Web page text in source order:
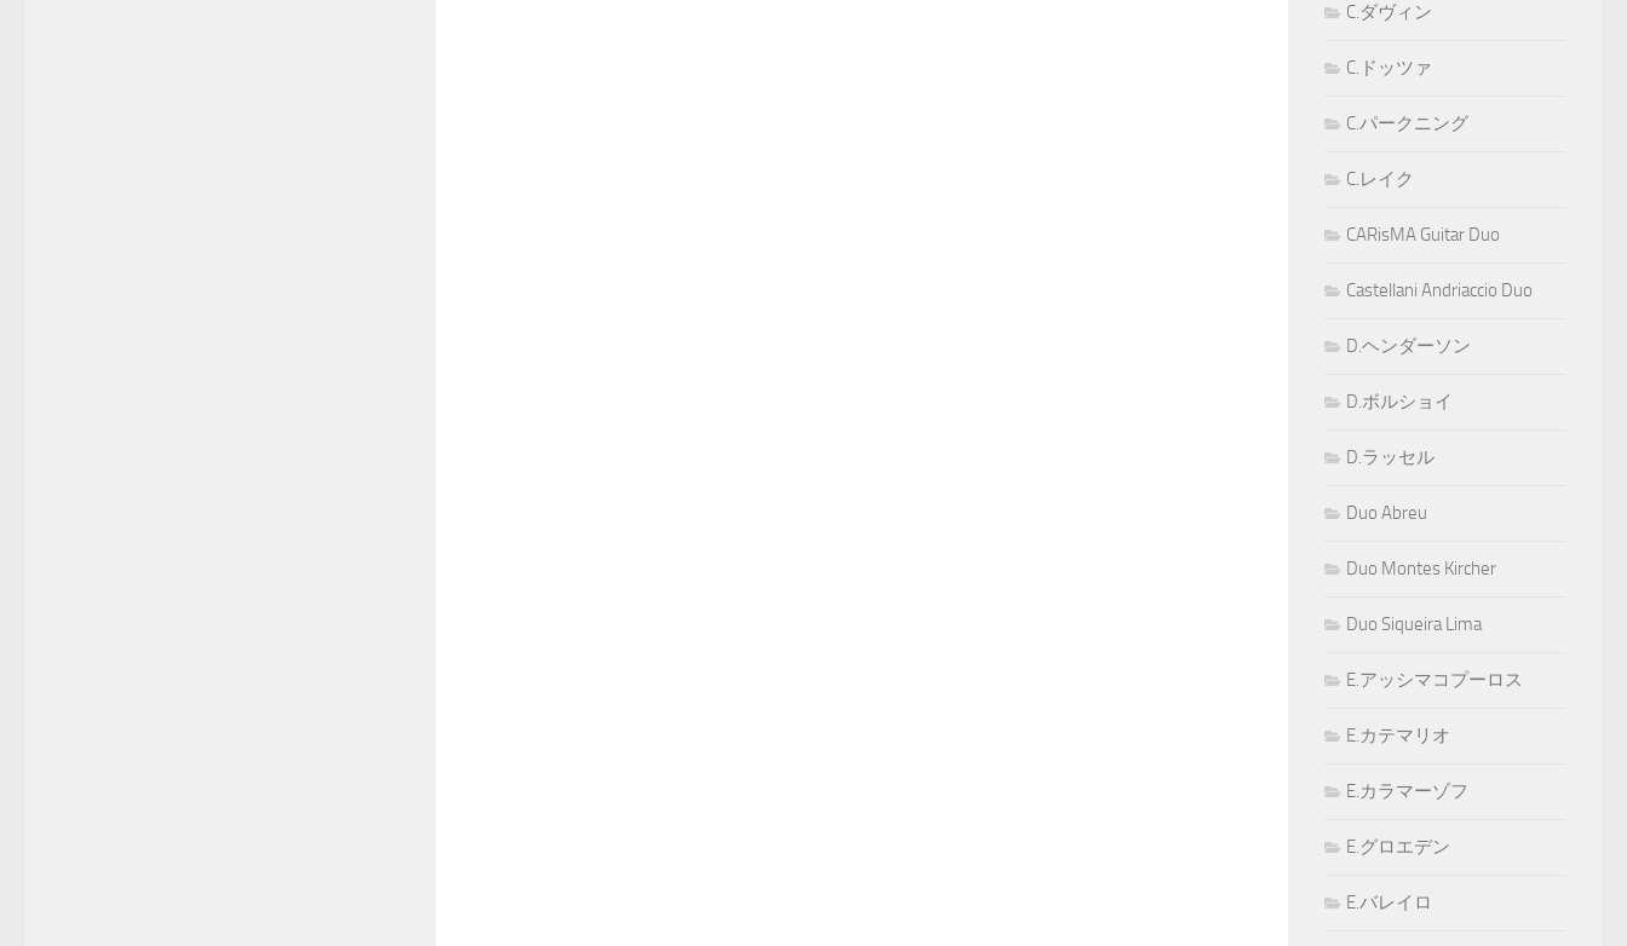
C.ダヴィン
C.ドッツァ
C.パークニング
C.レイク
CARisMA Guitar Duo
Castellani Andriaccio Duo
D.ヘンダーソン
D.ボルショイ
D.ラッセル
Duo Abreu
Duo Montes Kircher
Duo Siqueira Lima
E.アッシマコプーロス
E.カテマリオ
E.カラマーゾフ
E.グロエデン
E.バレイロ